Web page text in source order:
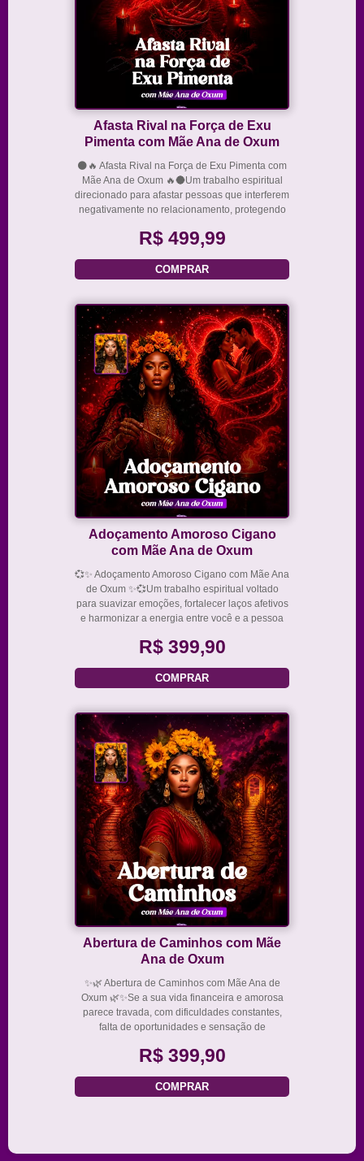
Afasta Rival na Força de Exu
Pimenta com Mãe Ana de Oxum
🌑🔥 Afasta Rival na Força de Exu Pimenta com
Mãe Ana de Oxum 🔥🌑Um trabalho espiritual
direcionado para afastar pessoas que interferem
negativamente no relacionamento, protegendo
do casal.Pode ser realizado tanto para uma pes
R$ 499,99
COMPRAR
Adoçamento Amoroso Cigano
com Mãe Ana de Oxum
💞✨ Adoçamento Amoroso Cigano com Mãe Ana
de Oxum ✨💞Um trabalho espiritual voltado
para suavizar emoções, fortalecer laços afetivos
e harmonizar a energia entre você e a pessoa
conexão para a relação.✨ Como é feito:O ritual
R$ 399,90
COMPRAR
Abertura de Caminhos com Mãe
Ana de Oxum
✨🌿 Abertura de Caminhos com Mãe Ana de
Oxum 🌿✨Se a sua vida financeira e amorosa
parece travada, com dificuldades constantes,
falta de oportunidades e sensação de
energéticos nos seus caminhos.Este trabalho é
R$ 399,90
COMPRAR